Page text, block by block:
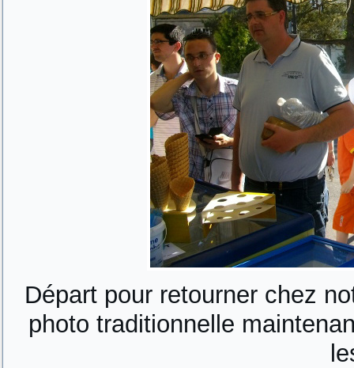
Départ pour retourner chez
photo traditionnelle